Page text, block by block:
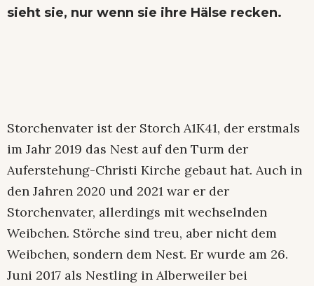
sieht sie, nur wenn sie ihre Hälse recken.
Storchenvater ist der Storch A1K41, der erstmals
im Jahr 2019 das Nest auf den Turm der
Auferstehung-Christi Kirche gebaut hat. Auch in
den Jahren 2020 und 2021 war er der
Storchenvater, allerdings mit wechselnden
Weibchen. Störche sind treu, aber nicht dem
Weibchen, sondern dem Nest. Er wurde am 26.
Juni 2017 als Nestling in Alberweiler bei